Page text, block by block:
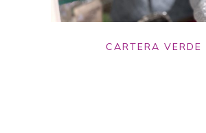
CARTERA VERDE